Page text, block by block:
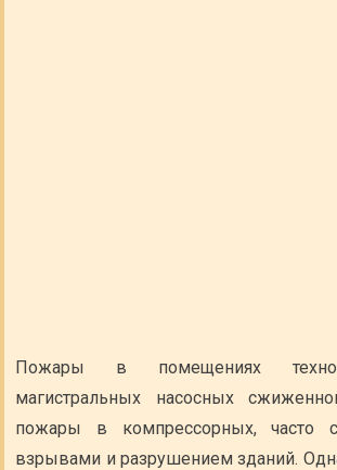
Пожары в помещениях
магистральных насосных
пожары в компрессорных, часто
взрывами и разрушением зданий.